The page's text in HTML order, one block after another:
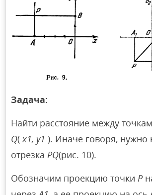
Задача:
Найти расстояние между
Q(х1, у1 ). Иначе говоря, нужно
отрезка РQ(рис. 10).
Обозначим проекцию точки Р